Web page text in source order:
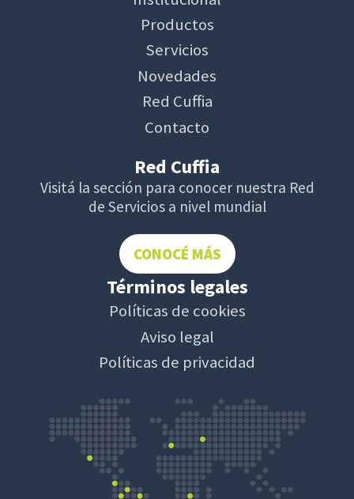
Productos
Servicios
Novedades
Red Cuffia
Contacto
Red Cuffia
Visitá la sección para conocer nuestra Red
de Servicios a nivel mundial
CONOCÉ MÁS
Términos legales
Políticas de cookies
Aviso legal
Políticas de privacidad